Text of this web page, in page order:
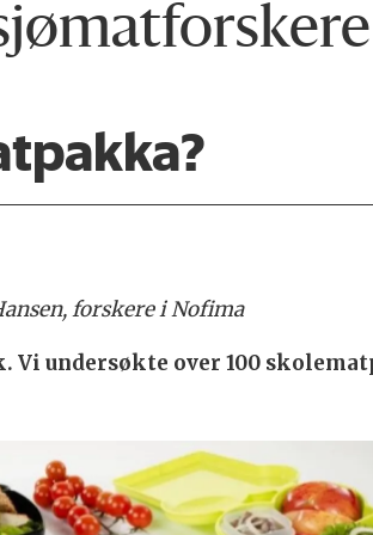
forskere i Nofima
Vi undersøkte over 100